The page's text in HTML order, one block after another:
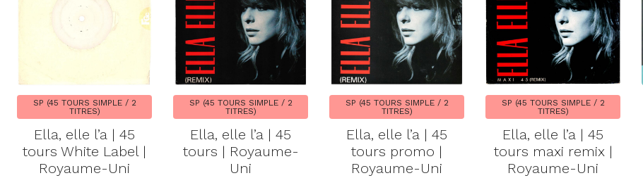
SP (45 TOURS SIMPLE / 2
TITRES)
Ella, elle l’a | 45
tours White Label |
Royaume-Uni
SP (45 TOURS SIMPLE / 2
TITRES)
Ella, elle l’a | 45
tours | Royaume-
Uni
SP (45 TOURS SIMPLE / 2
TITRES)
Ella, elle l’a | 45
tours promo |
Royaume-Uni
SP (45 TOURS SIMPLE / 2
TITRES)
Ella, elle l’a | 45
tours maxi remix |
Royaume-Uni